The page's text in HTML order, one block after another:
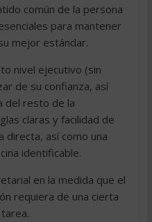
común de la persona
para mantener
mejor estándar.
nivel ejecutivo (sin
de su confianza, así
del resto de la
claras y facilidad de
directa, así como una
identificable.
en la medida que el
requiera de una cierta